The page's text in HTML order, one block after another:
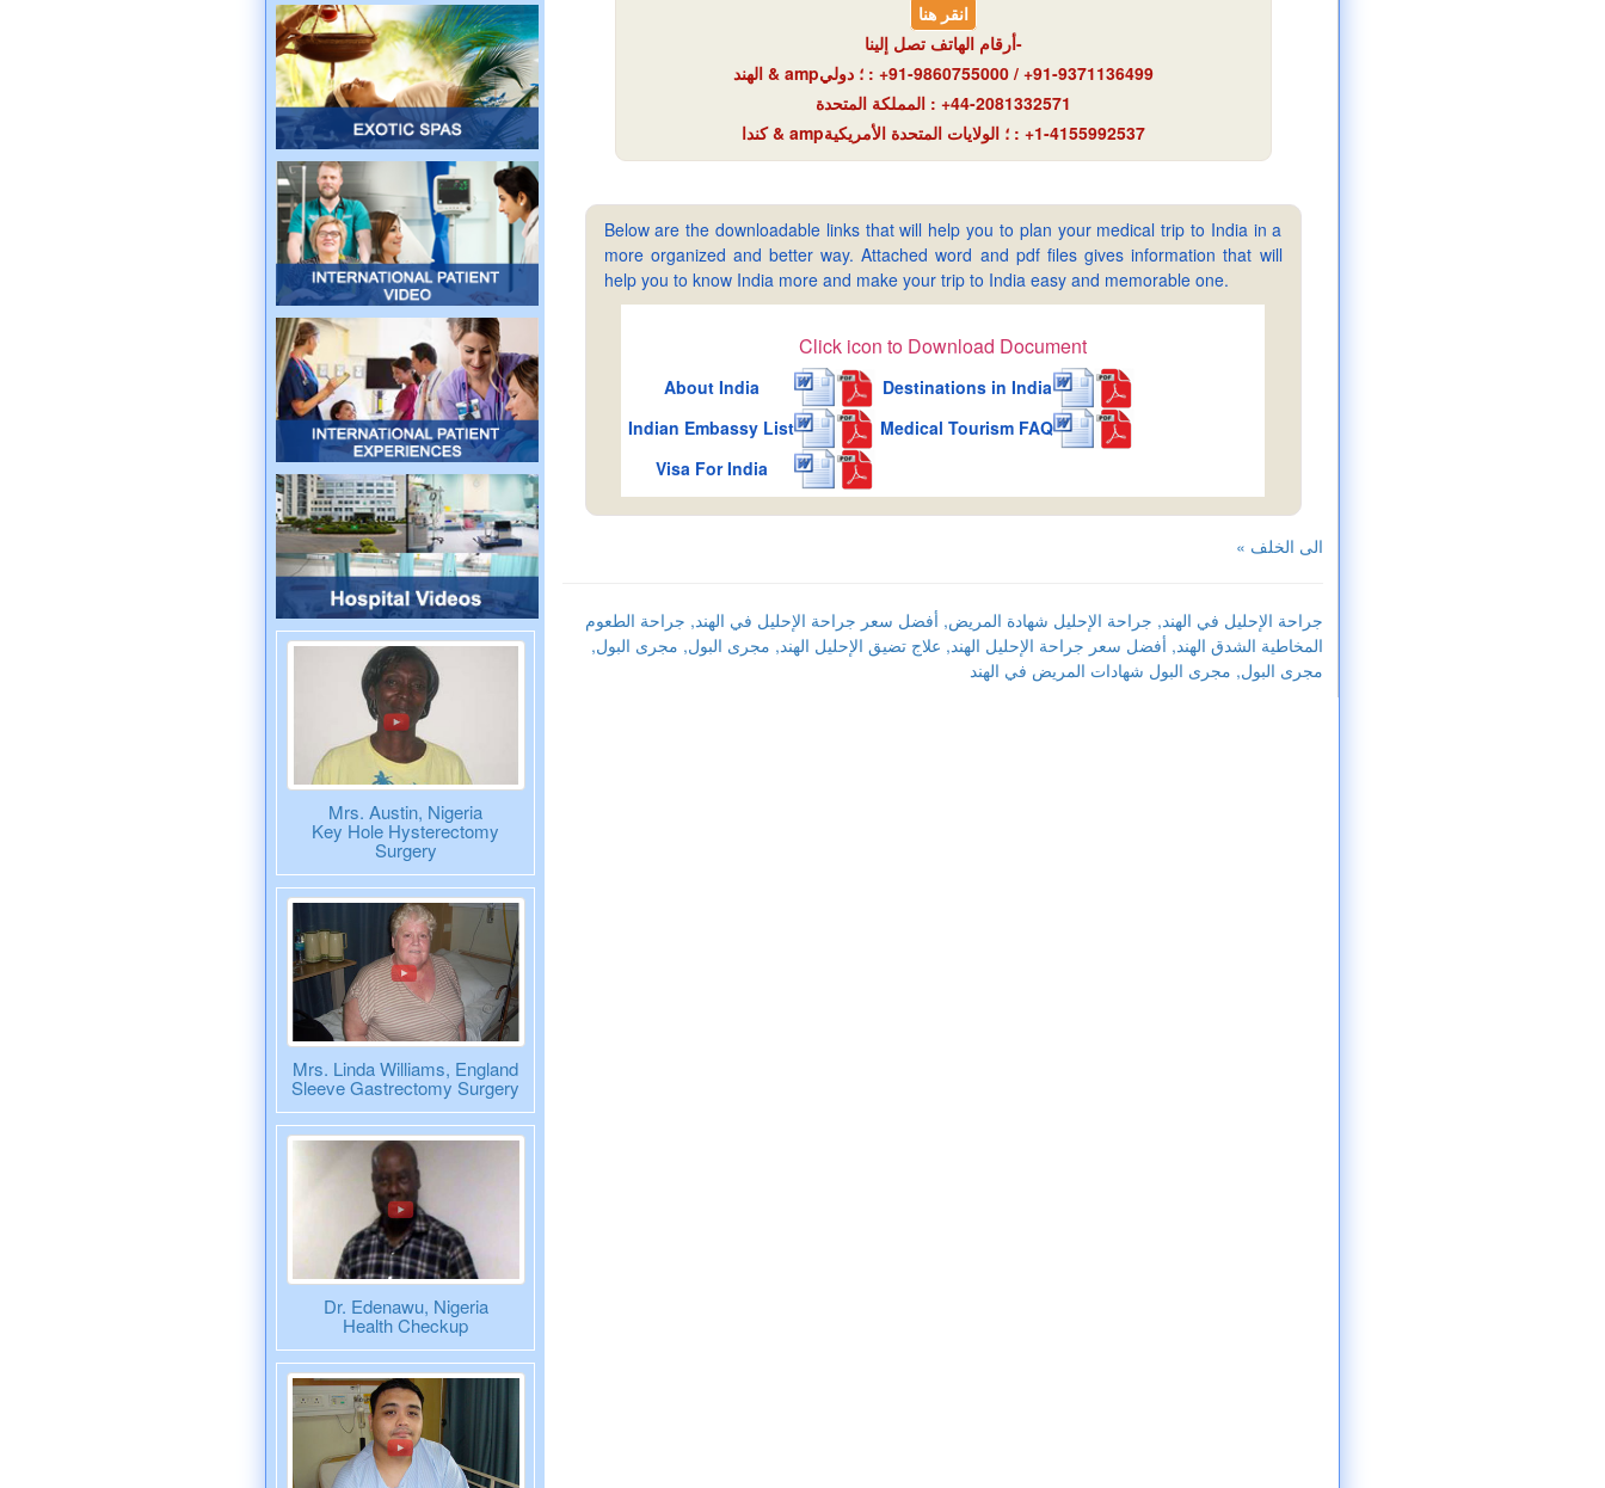
Mrs. Austin, Nigeria
Key Hole Hysterectomy
Surgery
Mrs. Linda Williams, England
Sleeve Gastrectomy Surgery
Dr. Edenawu, Nigeria
Health Checkup
انقر هنا
أرقام الهاتف تصل إلينا-
الهند & amp؛ دولي: +91-9860755000 / +91-9371136499
المملكة المتحدة: +44-2081332571
كندا & amp؛ الولايات المتحدة الأمريكية: +1-4155992537
Below are the downloadable links that will help you to plan your medical trip to India in a
more organized and better way. Attached word and pdf files gives information that will
help you to know India more and make your trip to India easy and memorable one.
Click icon to Download Document
About India
Destinations in India
Indian Embassy List
Medical Tourism FAQ
Visa For India
« الى الخلف
جراحة الإحليل في الهند, جراحة الإحليل شهادة المريض, أفضل سعر جراحة الإحليل في الهند, جراحة الطعوم
المخاطية الشدق الهند, أفضل سعر جراحة الإحليل الهند, علاج تضيق الإحليل الهند, مجرى البول, مجرى البول,
مجرى البول, مجرى البول شهادات المريض في الهند